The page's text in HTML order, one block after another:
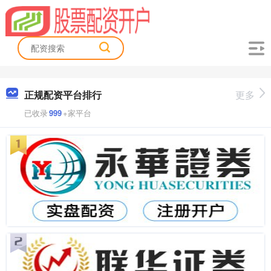
正规配资平台排行
已收录999+家平台
更多